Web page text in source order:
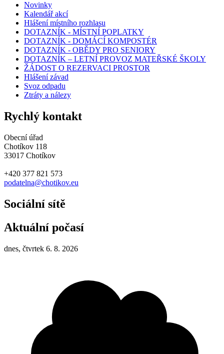
Novinky
Kalendář akcí
Hlášení místního rozhlasu
DOTAZNÍK - MÍSTNÍ POPLATKY
DOTAZNÍK - DOMÁCÍ KOMPOSTÉR
DOTAZNÍK - OBĚDY PRO SENIORY
DOTAZNÍK – LETNÍ PROVOZ MATEŘSKÉ ŠKOLY
ŽÁDOST O REZERVACI PROSTOR
Hlášení závad
Svoz odpadu
Ztráty a nálezy
Rychlý kontakt
Obecní úřad
Chotíkov 118
33017 Chotíkov
+420 377 821 573
podatelna@chotikov.eu
Sociální sítě
Aktuální počasí
dnes, čtvrtek 6. 8. 2026